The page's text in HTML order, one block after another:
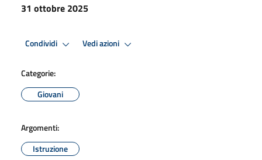
31 ottobre 2025
Condividi Vedi azioni
Categorie:
Giovani
Argomenti:
Istruzione